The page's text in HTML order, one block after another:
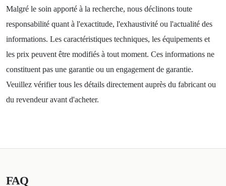
Malgré le soin apporté à la recherche, nous déclinons toute
responsabilité quant à l'exactitude, l'exhaustivité ou l'actualité des
informations. Les caractéristiques techniques, les équipements et
les prix peuvent être modifiés à tout moment. Ces informations ne
constituent pas une garantie ou un engagement de garantie.
Veuillez vérifier tous les détails directement auprès du fabricant ou
du revendeur avant d'acheter.
FAQ